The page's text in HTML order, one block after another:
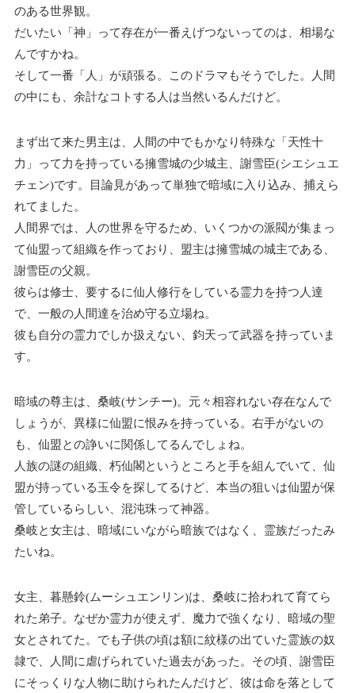
のある世界観。
だいたい「神」って存在が一番えげつないってのは、相場な
んですかね。
そして一番「人」が頑張る。このドラマもそうでした。人間
の中にも、余計なコトする人は当然いるんだけど。
まず出て来た男主は、人間の中でもかなり特殊な「天性十
力」って力を持っている擁雪城の少城主、謝雪臣(シエシュエ
チェン)です。目論見があって単独で暗域に入り込み、捕えら
れてました。
人間界では、人の世界を守るため、いくつかの派閥が集まっ
て仙盟って組織を作っており、盟主は擁雪城の城主である、
謝雪臣の父親。
彼らは修士、要するに仙人修行をしている霊力を持つ人達
で、一般の人間達を治め守る立場ね。
彼も自分の霊力でしか扱えない、鈞天って武器を持っていま
す。
暗域の尊主は、桑岐(サンチー)。元々相容れない存在なんで
しょうが、異様に仙盟に恨みを持っている。右手がないの
も、仙盟との諍いに関係してるんでしょね。
人族の謎の組織、朽仙閣というところと手を組んでいて、仙
盟が持っている玉令を探してるけど、本当の狙いは仙盟が保
管しているらしい、混沌珠って神器。
桑岐と女主は、暗域にいながら暗族ではなく、霊族だったみ
たいね。
女主、暮懸鈴(ムーシュエンリン)は、桑岐に拾われて育てら
れた弟子。なぜか霊力が使えず、魔力で強くなり、暗域の聖
女とされてた。でも子供の頃は額に紋様の出ていた霊族の奴
隷で、人間に虐げられていた過去があった。その頃、謝雪臣
にそっくりな人物に助けられたんだけど、彼は命を落として